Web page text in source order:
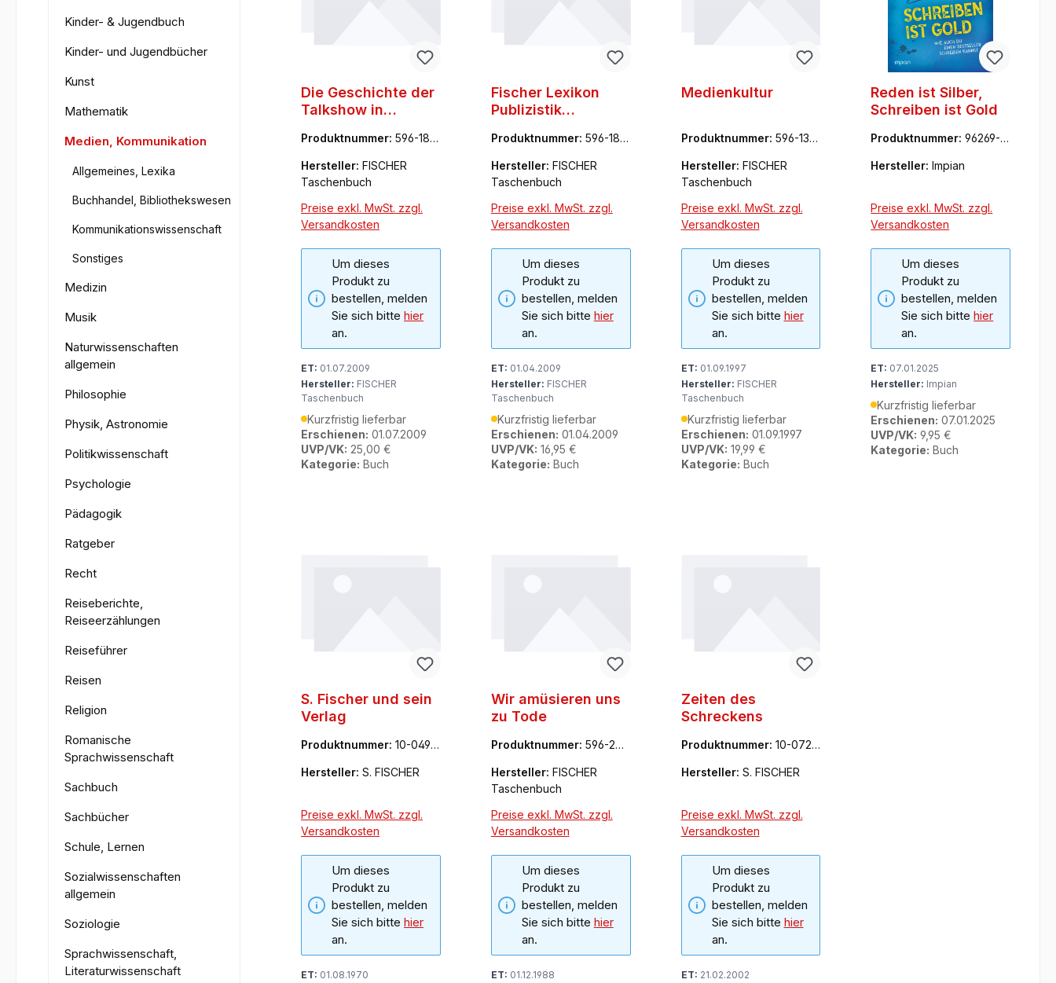
Kinder- & Jugendbuch
Kinder- und Jugendbücher
Kunst
Mathematik
Medien, Kommunikation
Allgemeines, Lexika
Buchhandel, Bibliothekswesen
Kommunikationswissenschaft
Sonstiges
Medizin
Musik
Naturwissenschaften
allgemein
Philosophie
Physik, Astronomie
Politikwissenschaft
Psychologie
Pädagogik
Ratgeber
Recht
Reiseberichte,
Reiseerzählungen
Reiseführer
Reisen
Religion
Romanische
Sprachwissenschaft
Sachbuch
Sachbücher
Schule, Lernen
Sozialwissenschaften
allgemein
Soziologie
Sprachwissenschaft,
Literaturwissenschaft
Die Geschichte der
Talkshow in
Produktnummer: 596-183
Hersteller: FISCHER
Taschenbuch
Preise exkl. MwSt. zzgl.
Versandkosten
Um dieses
Produkt zu
bestellen, melden
Sie sich bitte hier
an.
ET: 01.07.2009
Hersteller: FISCHER
Taschenbuch
Kurzfristig lieferbar
Erschienen: 01.07.2009
UVP/VK: 25,00 €
Kategorie: Buch
Fischer Lexikon
Publizistik
ion
Produktnummer: 596-1819
Hersteller: FISCHER
Taschenbuch
Preise exkl. MwSt. zzgl.
Versandkosten
Um dieses
Produkt zu
bestellen, melden
Sie sich bitte hier
an.
ET: 01.04.2009
Hersteller: FISCHER
Taschenbuch
Kurzfristig lieferbar
Erschienen: 01.04.2009
UVP/VK: 16,95 €
Kategorie: Buch
Medienkultur
Produktnummer: 596-133
Hersteller: FISCHER
Taschenbuch
Preise exkl. MwSt. zzgl.
Versandkosten
Um dieses
Produkt zu
bestellen, melden
Sie sich bitte hier
an.
ET: 01.09.1997
Hersteller: FISCHER
Taschenbuch
Kurzfristig lieferbar
Erschienen: 01.09.1997
UVP/VK: 19,99 €
Kategorie: Buch
Reden ist Silber,
Schreiben ist Gold
Produktnummer:96269-1
Hersteller:Impian
Preise exkl. MwSt. zzgl.
Versandkosten
Um dieses
Produkt zu
bestellen, melden
Sie sich bittehier
an.
ET: 07.01.2025
Hersteller: Impian
Kurzfristig lieferbar
Erschienen: 07.01.2025
UVP/VK: 9,95 €
Kategorie: Buch
S. Fischer und sein
Verlag
Produktnummer: 10-0494
Hersteller: S. FISCHER
Preise exkl. MwSt. zzgl.
Versandkosten
Um dieses
Produkt zu
bestellen, melden
Sie sich bitte hier
an.
ET: 01.08.1970
Wir amüsieren uns
zu Tode
Produktnummer: 596-242
Hersteller: FISCHER
Taschenbuch
Preise exkl. MwSt. zzgl.
Versandkosten
Um dieses
Produkt zu
bestellen, melden
Sie sich bitte hier
an.
ET: 01.12.1988
Zeiten des
Schreckens
Produktnummer: 10-0727
Hersteller: S. FISCHER
Preise exkl. MwSt. zzgl.
Versandkosten
Um dieses
Produkt zu
bestellen, melden
Sie sich bitte hier
an.
ET: 21.02.2002